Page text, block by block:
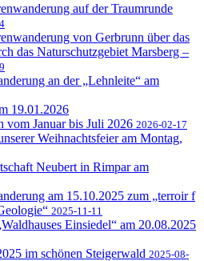
auf der Traumrunde
von Gerbrunn über das
das Naturschutzgebiet Marsberg –
an der „Lehnleite“ am
19.01.2026
vom Januar bis Juli 2026 2026-02-17
Weihnachtsfeier am Montag,
Neubert in Rimpar am
am 15.10.2025 zum „terroir f
2025-11-11
Einsiedel“ am 20.08.2025
im schönen Steigerwald 2025-08-